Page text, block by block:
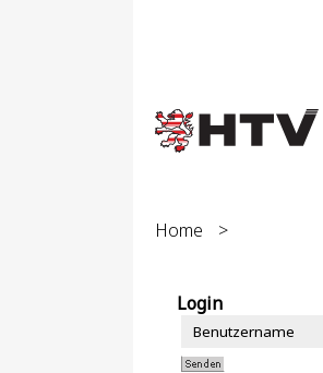
Home >
Login